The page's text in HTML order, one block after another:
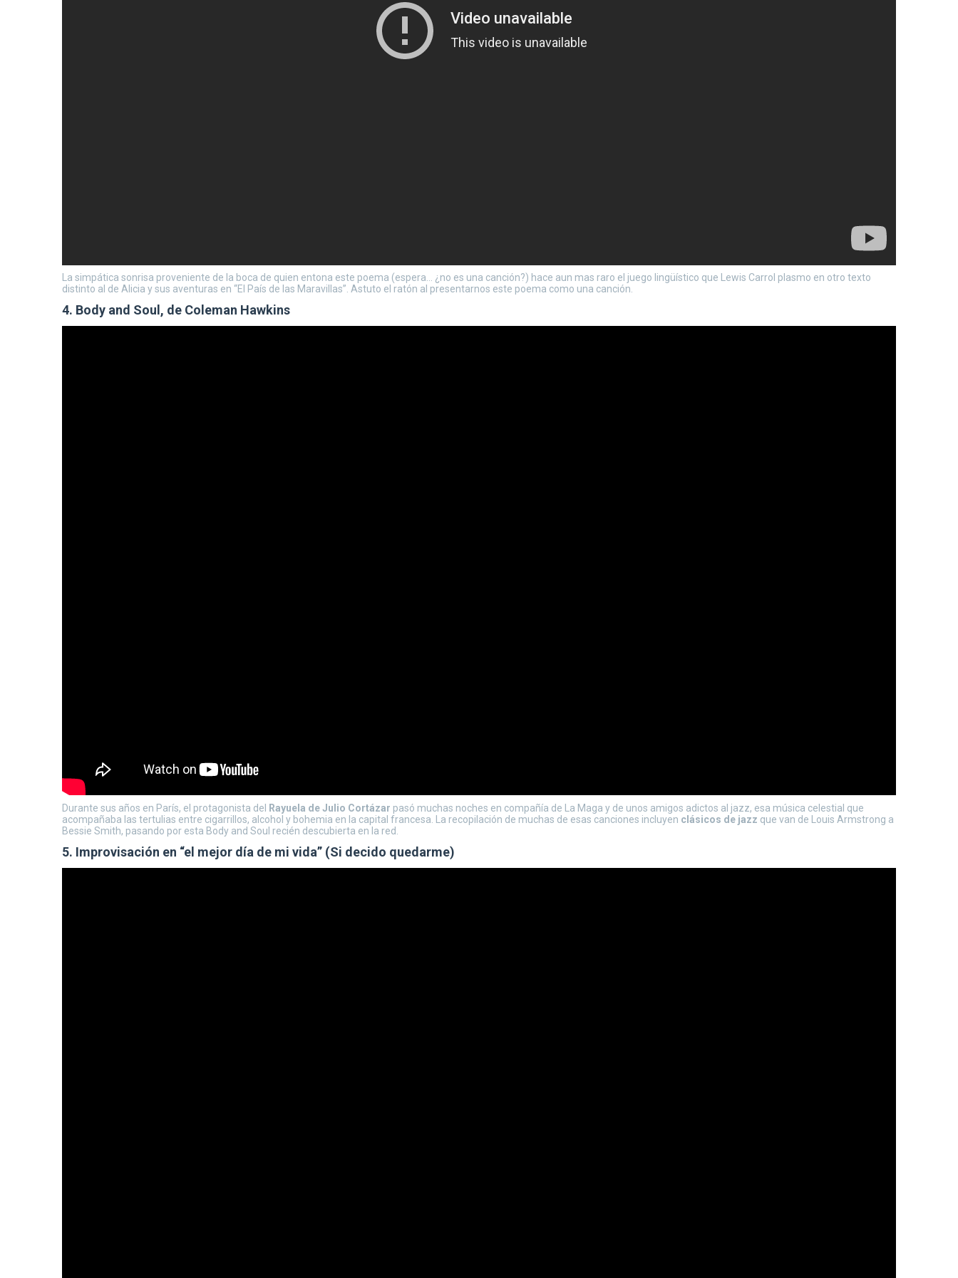
La simpática sonrisa proveniente de la boca de quien entona este poema (espera… ¿no es una canción?) hace aun mas raro el juego lingüístico que Lewis Carrol plasmo en otro texto
distinto al de Alicia y sus aventuras en “El País de las Maravillas”. Astuto el ratón al presentarnos este poema como una canción.
4. Body and Soul, de Coleman Hawkins
Durante sus años en París, el protagonista del Rayuela de Julio Cortázar pasó muchas noches en compañía de La Maga y de unos amigos adictos al jazz, esa música celestial que
acompañaba las tertulias entre cigarrillos, alcohol y bohemia en la capital francesa. La recopilación de muchas de esas canciones incluyen clásicos de jazz que van de Louis Armstrong a
Bessie Smith, pasando por esta Body and Soul recién descubierta en la red.
5. Improvisación en “el mejor día de mi vida” (Si decido quedarme)